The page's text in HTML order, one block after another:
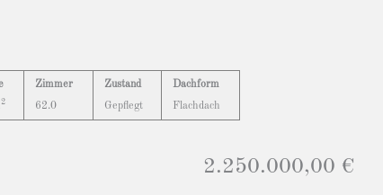
2
Zimmer
62.0
Zustand
Gepflegt
Dachform
Flachdach
2.250.000,00 €